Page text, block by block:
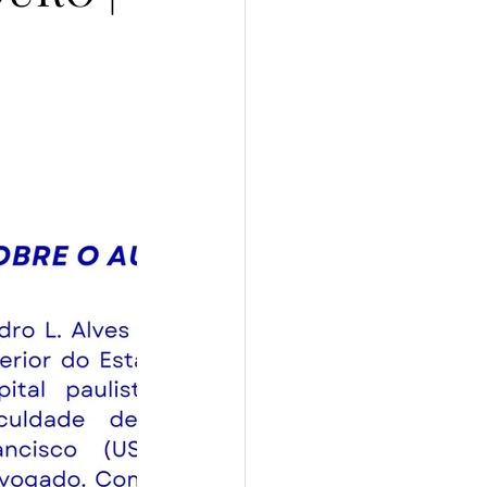
Ouro 2024
2025